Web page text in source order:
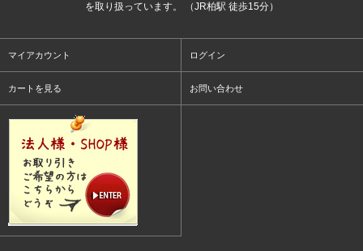
を取り扱っています。 （JR柏駅 徒歩15分）
マイアカウント ログイン
カートを見る お問い合わせ